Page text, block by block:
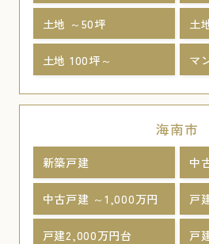
土地 ～50坪 土
土地 100坪～ マ
海南市
新築戸建 中
中古戸建 ～1,000万円 戸
戸建2,000万円台 戸